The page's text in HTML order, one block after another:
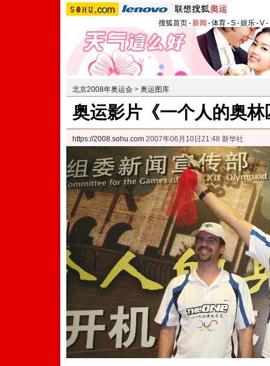
搜狐首页-新闻 -体育-S-娱乐-V-
北京2008年奥运会 > 奥运图库
奥运影片《一个人的奥
https://2008.sohu.com 2007年06月10日21:48 新华社